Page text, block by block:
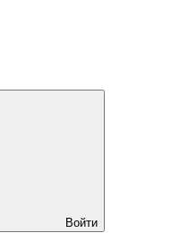
Войти